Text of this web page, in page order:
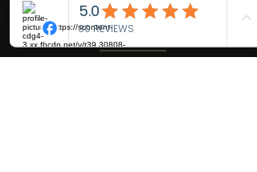
🤝 ESS & fabrication locale
À PROPOS
Suivez-nous !